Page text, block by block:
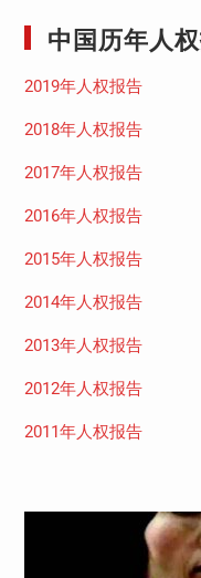
中国历年人
2019年人权报告
2018年人权报告
2017年人权报告
2016年人权报告
2015年人权报告
2014年人权报告
2013年人权报告
2012年人权报告
2011年人权报告